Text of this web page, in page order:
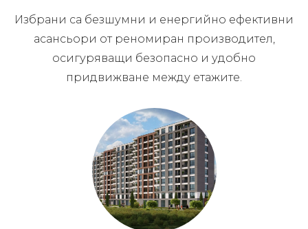
Избрани са безшумни и енергийно ефективни
асансьори от реномиран производител,
осигуряващи безопасно и удобно
придвижване между етажите.